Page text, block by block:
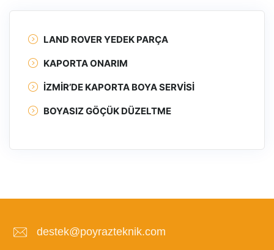
LAND ROVER YEDEK PARÇA
KAPORTA ONARIM
İZMIR’DE KAPORTA BOYA SERVISI
BOYASIZ GÖÇÜK DÜZELTME
destek@poyrazteknik.com